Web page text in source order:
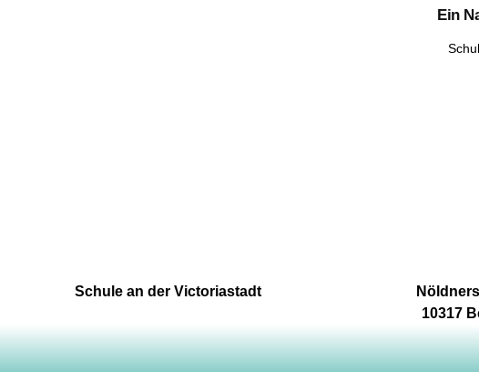
Ein
Schule an der Victoriastadt
10317